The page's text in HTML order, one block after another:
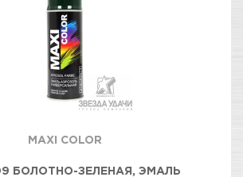
MAXI COLOR
БОЛОТНО-ЗЕЛЕНАЯ, ЭМАЛЬ